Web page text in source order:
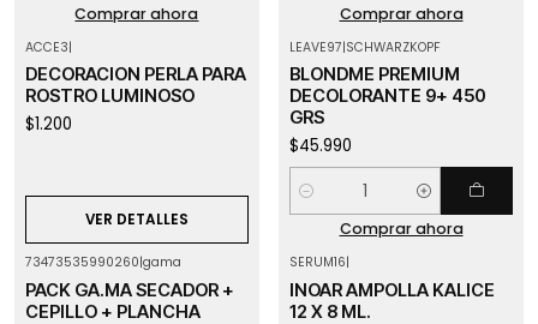
Comprar ahora
Comprar ahora
ACCE3|
DECORACION PERLA PARA
ROSTRO LUMINOSO
$1.200
VER DETALLES
LEAVE97|SCHWARZKOPF
BLONDME PREMIUM
DECOLORANTE 9+ 450
GRS
$45.990
Cantidad
Comprar ahora
Agotado
73473535990260|gama
PACK GA.MA SECADOR +
CEPILLO + PLANCHA
SERUM16|
INOAR AMPOLLA KALICE
12 X 8 ML.